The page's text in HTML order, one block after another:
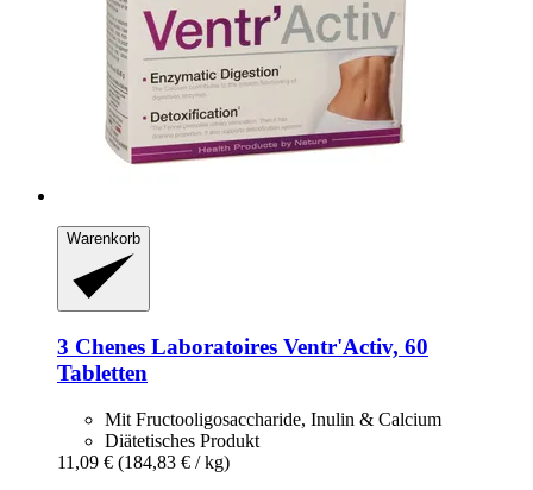
Warenkorb
3 Chenes Laboratoires Ventr'Activ, 60
Tabletten
Mit Fructooligosaccharide, Inulin & Calcium
Diätetisches Produkt
11,09 € (184,83 € / kg)